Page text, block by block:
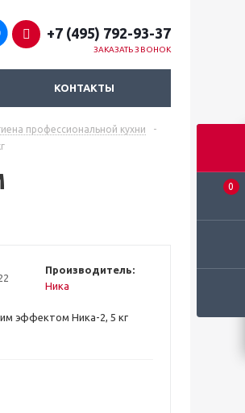
0
+7 (495) 792-93-37
ЗАКАЗАТЬ ЗВОНОК
КОНТАКТЫ
профессиональной кухни
-
Производитель:
Ника
эффектом Ника-2, 5 кг